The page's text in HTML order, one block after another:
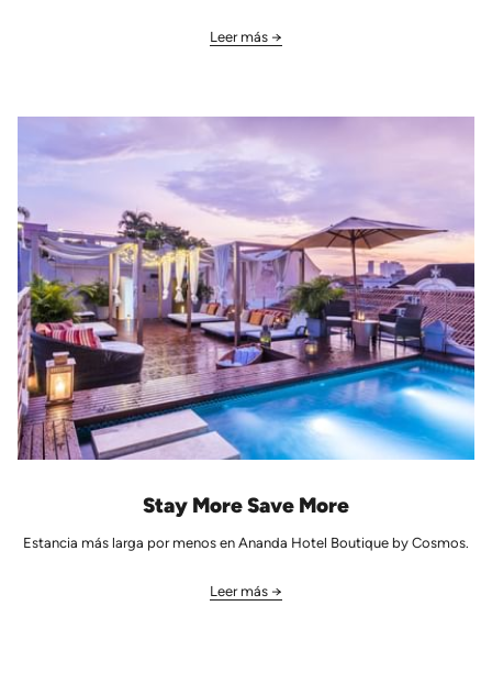
Leer más
Stay More Save More
Estancia más larga por menos en Ananda Hotel Boutique by Cosmos.
Leer más